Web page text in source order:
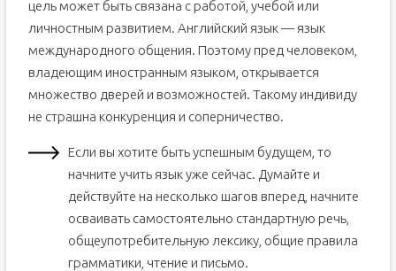
цель может быть связана с работой, учебой или
личностным развитием. Английский язык — язык
международного общения. Поэтому пред человеком,
владеющим иностранным языком, открывается
множество дверей и возможностей. Такому индивиду
не страшна конкуренция и соперничество.
Если вы хотите быть успешным будущем, то
начните учить язык уже сейчас. Думайте и
действуйте на несколько шагов вперед, начните
осваивать самостоятельно стандартную речь,
общеупотребительную лексику, общие правила
грамматики, чтение и письмо.